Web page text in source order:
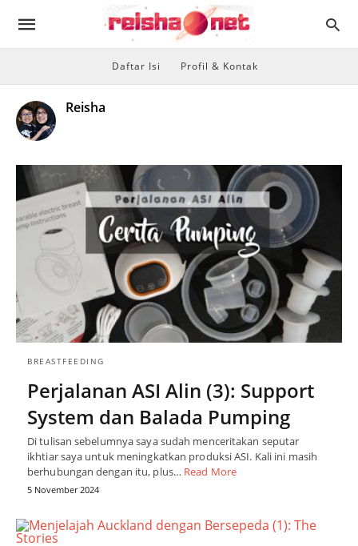
Daftar Isi Profil & Kontak
Reisha
BREASTFEEDING
Perjalanan ASI Alin (3): Support
System dan Balada Pumping
Di tulisan sebelumnya saya sudah menceritakan seputar
ikhtiar saya untuk meningkatkan produksi ASI. Kali ini masih
berhubungan dengan itu, plus… Read More
5 November 2024